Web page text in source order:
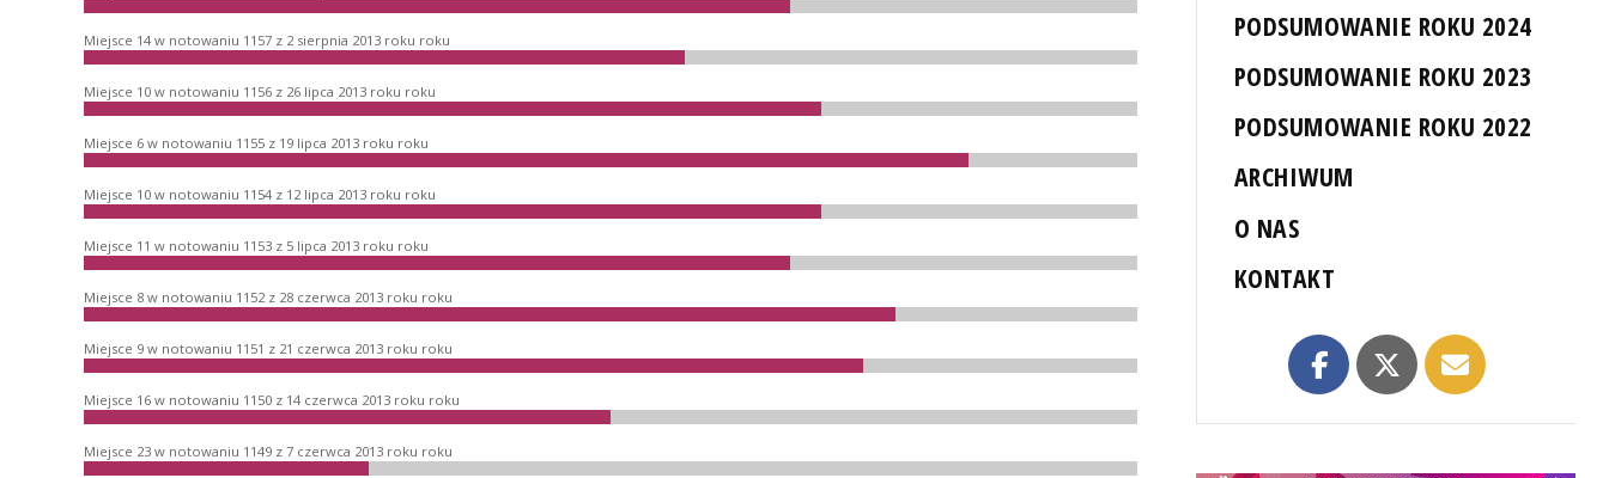
Miejsce 14 w notowaniu 1157 z 2 sierpnia 2013 roku roku
Miejsce 10 w notowaniu 1156 z 26 lipca 2013 roku roku
Miejsce 6 w notowaniu 1155 z 19 lipca 2013 roku roku
Miejsce 10 w notowaniu 1154 z 12 lipca 2013 roku roku
Miejsce 11 w notowaniu 1153 z 5 lipca 2013 roku roku
Miejsce 8 w notowaniu 1152 z 28 czerwca 2013 roku roku
Miejsce 9 w notowaniu 1151 z 21 czerwca 2013 roku roku
Miejsce 16 w notowaniu 1150 z 14 czerwca 2013 roku roku
Miejsce 23 w notowaniu 1149 z 7 czerwca 2013 roku roku
PODSUMOWANIE ROKU 2024
PODSUMOWANIE ROKU 2023
PODSUMOWANIE ROKU 2022
ARCHIWUM
O NAS
KONTAKT